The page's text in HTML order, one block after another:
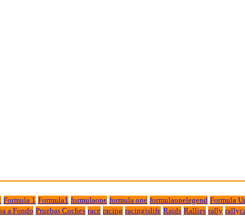
Formula 1 Formula1 formulaone formula one formulaonelegend Formula
a Fondo Pruebas Coches race racing racingislife Raids Rallies rally